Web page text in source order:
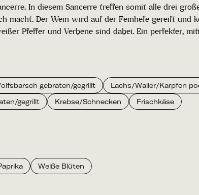
In diesem Sancerre treffen somit alle drei
macht. Der Wein wird auf der Feinhefe gereift und
Pfeffer und Verbene sind dabei. Ein perfekter,
gebraten/gegrillt
Lachs/Waller/Karpfen
gegrillt Krebse/Schnecken Frischkäse
Weiße Blüten